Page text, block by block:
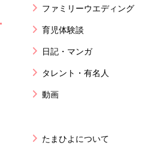
ファミリーウエディング
育児体験談
日記・マンガ
タレント・有名人
動画
たまひよについて